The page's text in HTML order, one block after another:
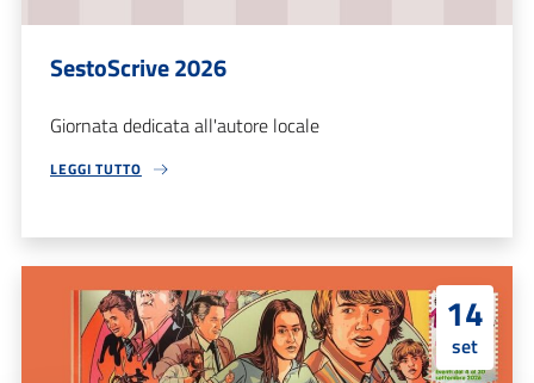
SestoScrive 2026
Giornata dedicata all'autore locale
LEGGI TUTTO
14
set